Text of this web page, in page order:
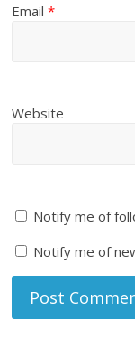
Email*
Website
Notify me of
Notify me of